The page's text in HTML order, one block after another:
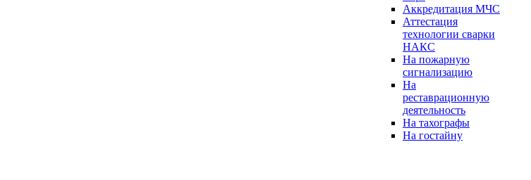
Аккредитация МЧС
Аттестация
технологии сварки
НАКС
На пожарную
сигнализацию
На
реставрационную
деятельность
На тахографы
На гостайну